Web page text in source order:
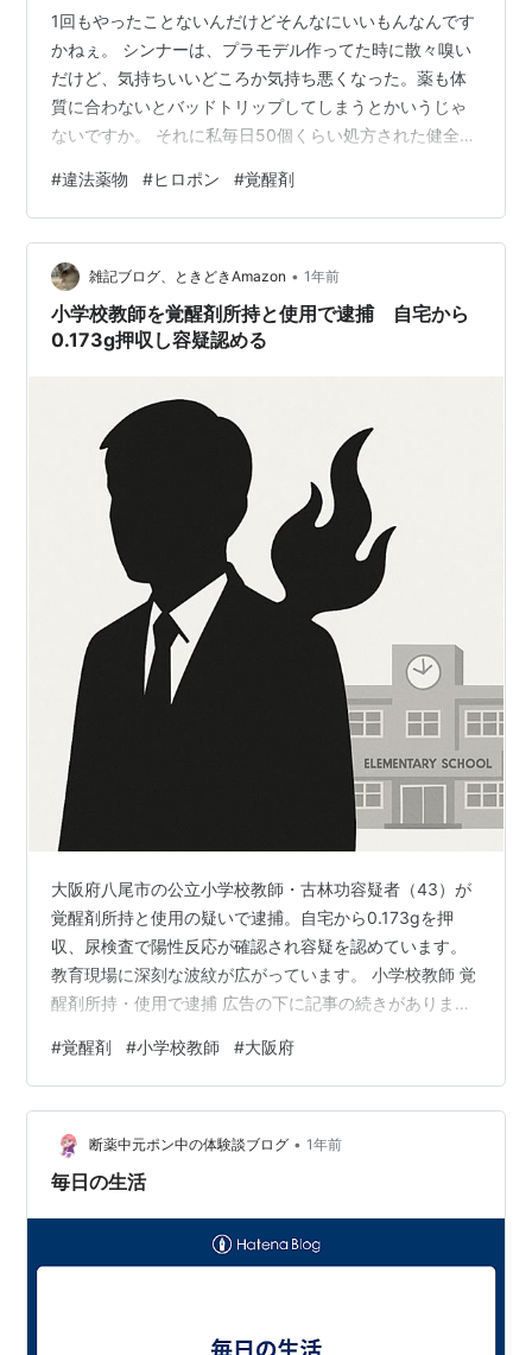
1回もやったことないんだけどそんなにいいもんなんです
かねぇ。 シンナーは、プラモデル作ってた時に散々嗅い
だけど、気持ちいいどころか気持ち悪くなった。薬も体
質に合わないとバッドトリップしてしまうとかいうじゃ
ないですか。 それに私毎日50個くらい処方された健全？
ない。後は違法な薬だから、お取り扱いの業者さんもウ
ラ側の人で高価ってのもやらない（やれない）理由。 そ
ういうお友達いないし。戦中戦後みたいに滋養強壮剤み
たいな感じで「ヒロポン」売ってくれたらやっちゃうか
な。戦後の頃でヒロポンの値段は注射10本入りで81円50
銭、闇市でも100円くらいで買えた…
#違法薬物 #ヒロポン #覚醒剤
雑記ブログ、ときどきAmazon • 1年前
小学校教師を覚醒剤所持と使用で逮捕 自宅から
0.173g押収し容疑認める
大阪府八尾市の公立小学校教師・古林功容疑者（43）が
覚醒剤所持と使用の疑いで逮捕。自宅から0.173gを押
収、尿検査で陽性反応が確認され容疑を認めています。
教育現場に深刻な波紋が広がっています。 小学校教師 覚
醒剤所持・使用で逮捕 広告の下に記事の続きがありま
剤取締法違反の疑いで逮捕されました。逮捕されたのは
古林功容疑者（43）で、自宅から粉末や錠剤状の覚醒剤
が発見され、尿検査でも陽性反応が確認されました。容
疑を認めていると報じられており、教育現場に深刻な波
紋を広げています。 項目 内容 逮捕者 大阪府八尾市在住
#覚醒剤 #小学校教師 #大阪府
断薬中元ポン中の体験談ブログ • 1年前
毎日の生活